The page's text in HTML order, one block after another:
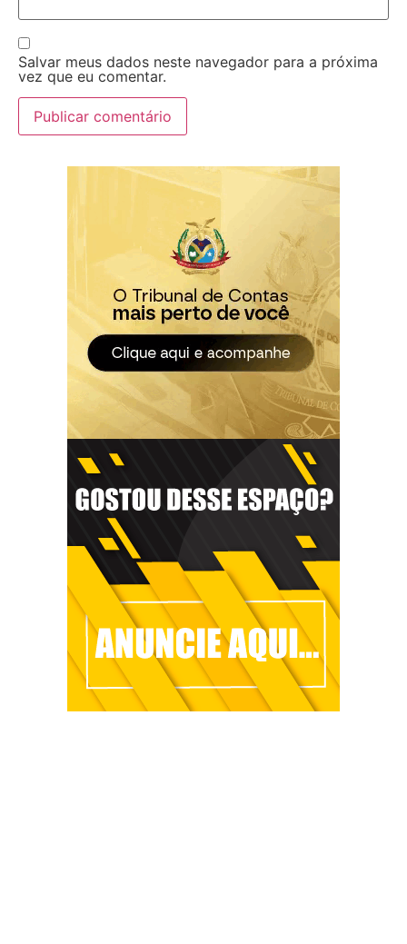
Salvar meus dados neste navegador para a próxima
vez que eu comentar.